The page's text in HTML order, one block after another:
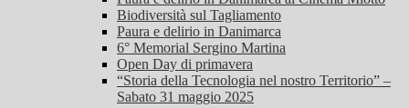
Biodiversità sul Tagliamento
Paura e delirio in Danimarca
6° Memorial Sergino Martina
Open Day di primavera
“Storia della Tecnologia nel nostro Territorio” –
Sabato 31 maggio 2025